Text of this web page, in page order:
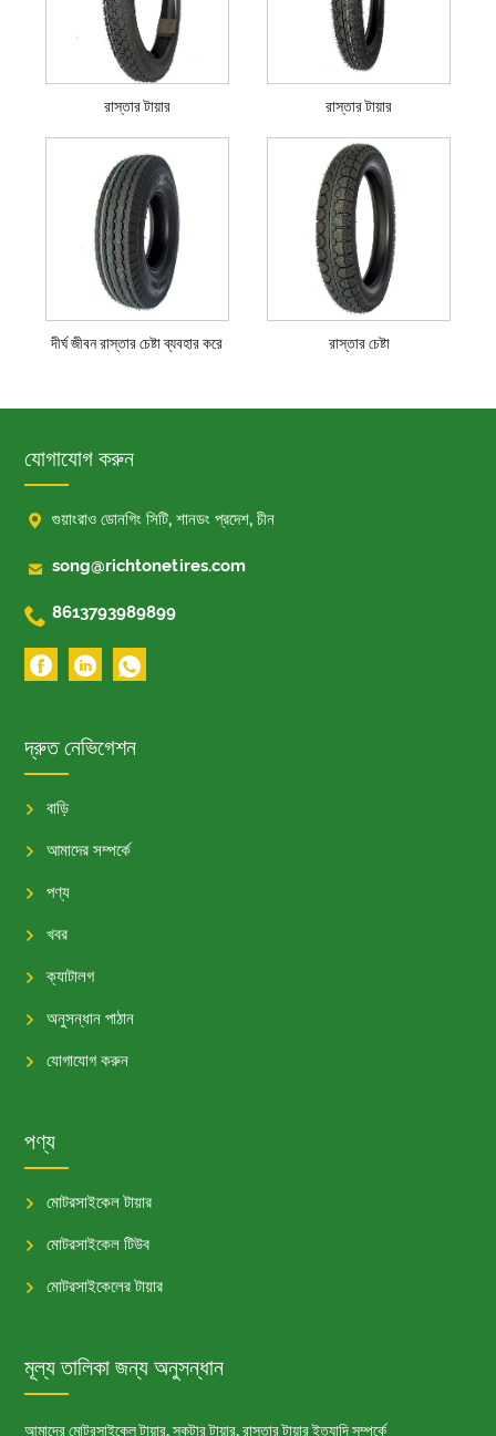
রাস্তার টায়ার রাস্তার টায়ার
দীর্ঘ জীবন রাস্তার চেষ্টা ব্যবহার করে রাস্তার চেষ্টা
যোগাযোগ করুন
 গুয়াংরাও ডোনগিং সিটি, শানডং প্রদেশ, চীন
 song@richtonetires.com
 8613793989899
দ্রুত নেভিগেশন
বাড়ি
আমাদের সম্পর্কে
পণ্য
খবর
ক্যাটালগ
অনুসন্ধান পাঠান
যোগাযোগ করুন
পণ্য
মোটরসাইকেল টায়ার
মোটরসাইকেল টিউব
মোটরসাইকেলের টায়ার
মূল্য তালিকা জন্য অনুসন্ধান
আমাদের মোটরসাইকেল টায়ার, স্কুটার টায়ার, রাস্তার টায়ার ইত্যাদি সম্পর্কে